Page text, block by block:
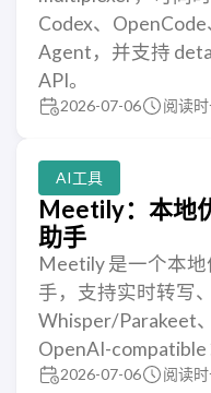
Codex、
Agent，并支持
API。
2026-07-06 阅读
AI工具
Meetily：本地
助手
Meetily 是一个本
手，支持实时转写
Whisper/Parakeet
OpenAI-compatible
2026-07-06 阅读